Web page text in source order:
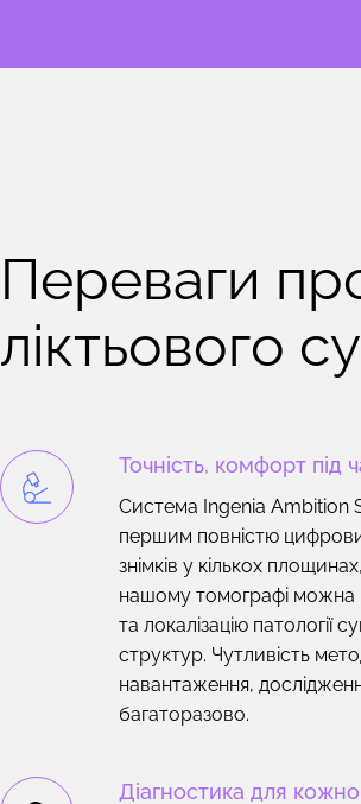
Переваги
ліктьового
Точність, комфорт під
Система Ingenia Ambition
першим повністю
знімків у кількох
нашому томографі можна
та локалізацію патології
структур. Чутливість
навантаження,
багаторазово.
Діагностика для